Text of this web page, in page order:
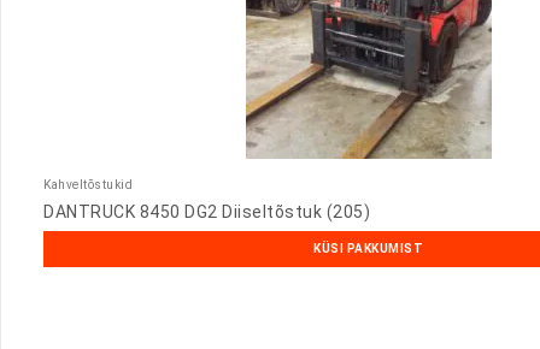
Kahveltõstukid
DANTRUCK 8450 DG2 Diiseltõstuk (205)
KÜSI PAKKUMIST